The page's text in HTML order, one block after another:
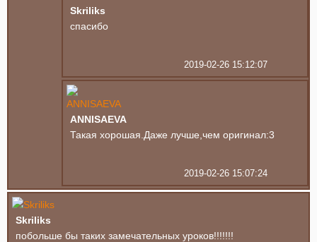
Skriliks
спасибо
2019-02-26 15:12:07
ANNISAEVA
Такая хорошая.Даже лучше,чем оригинал:3
2019-02-26 15:07:24
Skriliks
побольше бы таких замечательных уроков!!!!!!!